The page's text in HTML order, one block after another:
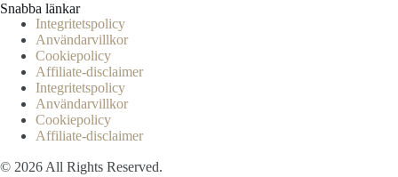
Snabba länkar
Integritetspolicy
Användarvillkor
Cookiepolicy
Affiliate‑disclaimer
Integritetspolicy
Användarvillkor
Cookiepolicy
Affiliate‑disclaimer
© 2026 All Rights Reserved.